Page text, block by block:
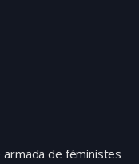
de féministes